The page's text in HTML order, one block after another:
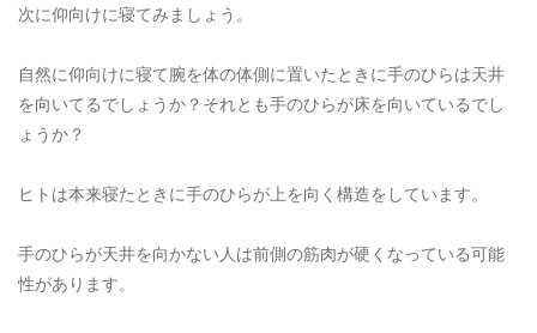
次に仰向けに寝てみましょう。
自然に仰向けに寝て腕を体の体側に置いたときに手のひらは天井
を向いてるでしょうか？それとも手のひらが床を向いているでし
ょうか？
ヒトは本来寝たときに手のひらが上を向く構造をしています。
手のひらが天井を向かない人は前側の筋肉が硬くなっている可能
性があります。